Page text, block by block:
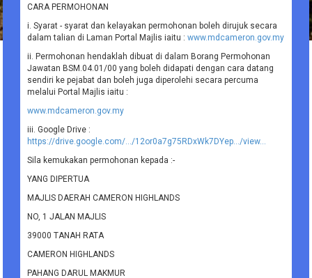
CARA PERMOHONAN
i. Syarat - syarat dan kelayakan permohonan boleh dirujuk secara
dalam talian di Laman Portal Majlis iaitu :www.mdcameron.gov.my
ii. Permohonan hendaklah dibuat di dalam Borang Permohonan
Jawatan BSM.04.01/00 yang boleh didapati dengan cara datang
sendiri ke pejabat dan boleh juga diperolehi secara percuma
melalui Portal Majlis iaitu :
www.mdcameron.gov.my
iii. Google Drive :
https://drive.google.com/.../12or0a7g75RDxWk7DYep.../view...
Sila kemukakan permohonan kepada :-
YANG DIPERTUA
MAJLIS DAERAH CAMERON HIGHLANDS
NO, 1 JALAN MAJLIS
39000 TANAH RATA
CAMERON HIGHLANDS
PAHANG DARUL MAKMUR